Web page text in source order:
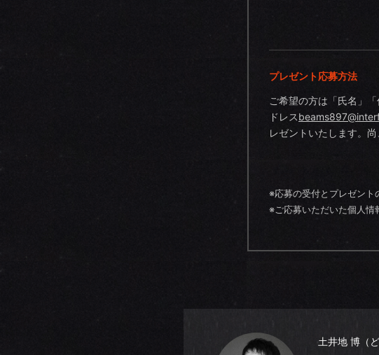
プレゼント応募方法
ご希望の方は「氏名」
ドレス
レゼントいたします。
※応募の受付とプレゼント
※ご応募いただいた個人情
土井地 博（